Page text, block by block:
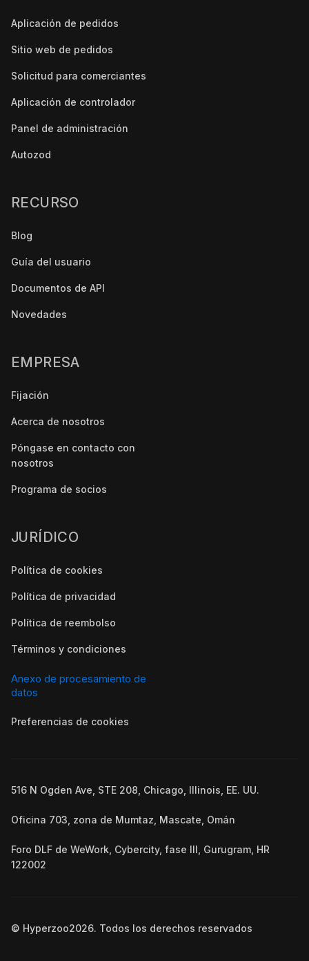
Aplicación de pedidos
Sitio web de pedidos
Solicitud para comerciantes
Aplicación de controlador
Panel de administración
Autozod
RECURSO
Blog
Guía del usuario
Documentos de API
Novedades
EMPRESA
Fijación
Acerca de nosotros
Póngase en contacto con
nosotros
Programa de socios
JURÍDICO
Política de cookies
Política de privacidad
Política de reembolso
Términos y condiciones
Anexo de procesamiento de
datos
Preferencias de cookies
516 N Ogden Ave, STE 208, Chicago, Illinois, EE. UU.
Oficina 703, zona de Mumtaz, Mascate, Omán
Foro DLF de WeWork, Cybercity, fase III, Gurugram, HR
122002
© Hyperzoo2026. Todos los derechos reservados